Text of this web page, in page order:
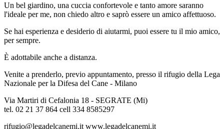
Un bel giardino, una cuccia confortevole e tanto amore saranno
l'ideale per me, non chiedo altro e saprò essere un amico affettuoso.
Se hai esperienza e desiderio di aiutarmi, puoi essere tu il mio amico,
per sempre.
È adottabile anche a distanza.
Venite a prenderlo, previo appuntamento, presso il rifugio della Lega
Nazionale per la Difesa del Cane - Milano
Via Martiri di Cefalonia 18 - SEGRATE (Mi)
tel. 02 21 37 864 cell 334 8585297
rifugio@legadelcanemi.it www.legadelcanemi.it